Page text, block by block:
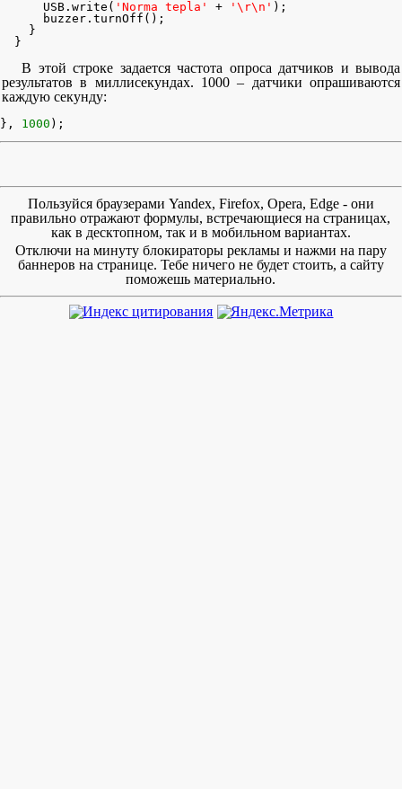
      USB.write(
'Norma tepla' + '\r\n' );
      buzzer.turnOff();
    }
  }
В этой строке задается частота опроса датчиков и вывода
результатов в миллисекундах. 1000 – датчики опрашиваются
каждую секунду:
}, 1000 );
Пользуйся браузерами Yandex, Firefox, Opera, Edge - они
правильно отражают формулы, встречающиеся на страницах,
как в десктопном, так и в мобильном вариантах.
Отключи на минуту блокираторы рекламы и нажми на пару
баннеров на странице. Тебе ничего не будет стоить, а сайту
поможешь материально.